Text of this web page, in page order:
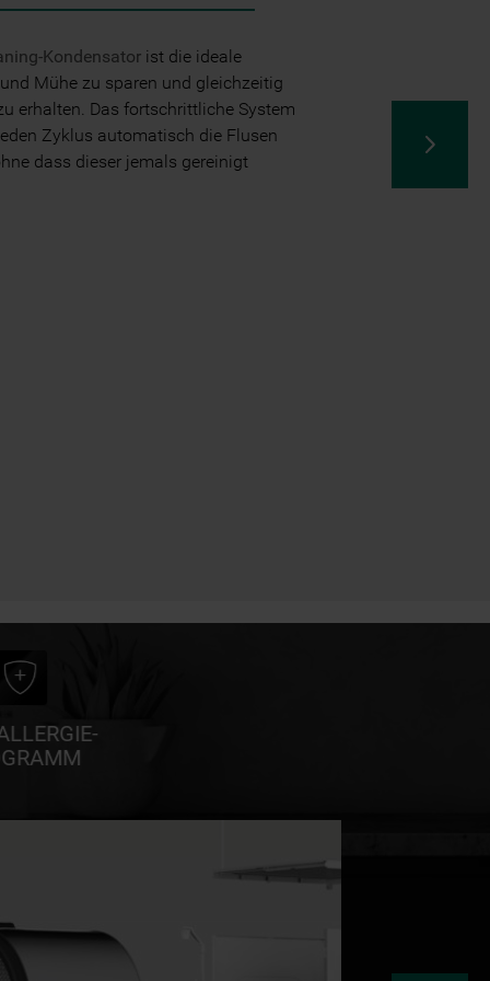
Kondensator ist die ideale
Mühe zu sparen und gleichzeitig
erhalten. Das fortschrittliche System
Zyklus automatisch die Flusen
dass dieser jemals gereinigt